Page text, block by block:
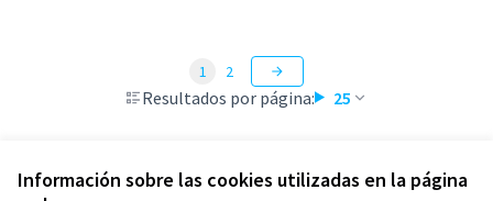
Información sobre las cookies utilizadas en la página
Resultados por página: 25
1 2